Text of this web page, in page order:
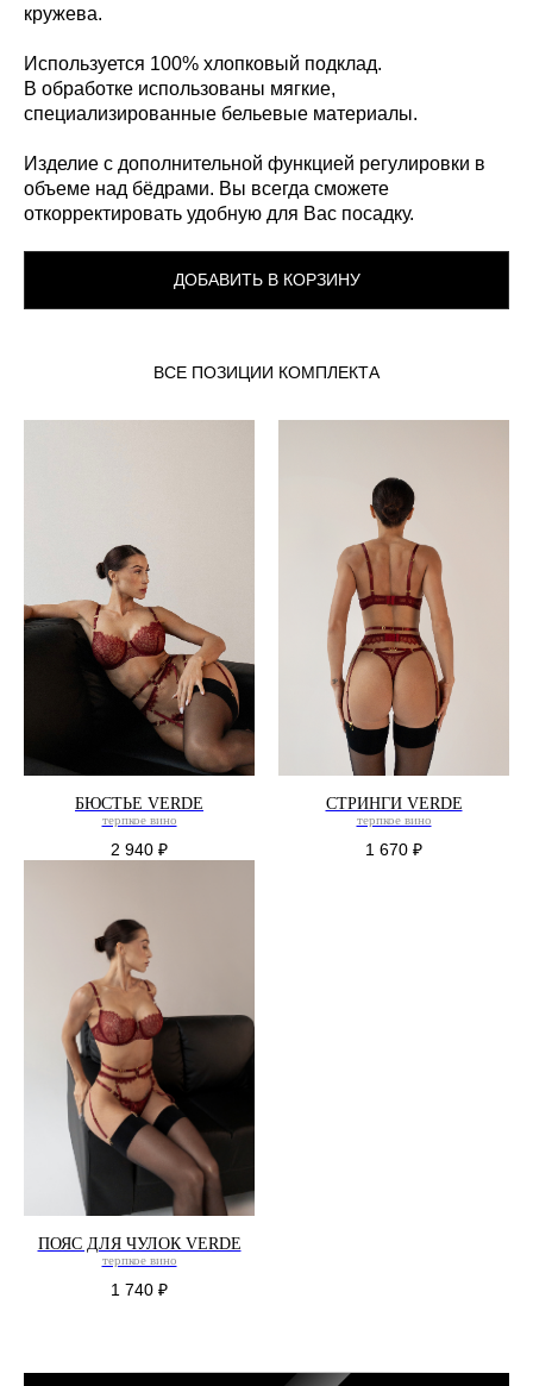
кружева.
Используется 100% хлопковый подклад.
В обработке использованы мягкие,
специализированные бельевые материалы.
Изделие с дополнительной функцией регулировки в
объеме над бёдрами. Вы всегда сможете
откорректировать удобную для Вас посадку.
ДОБАВИТЬ В КОРЗИНУ
ВСЕ ПОЗИЦИИ КОМПЛЕКТА
БЮСТЬЕ VERDE
терпкое вино
2 940 ₽
СТРИНГИ VERDE
терпкое вино
1 670 ₽
ПОЯС ДЛЯ ЧУЛОК VERDE
терпкое вино
1 740 ₽